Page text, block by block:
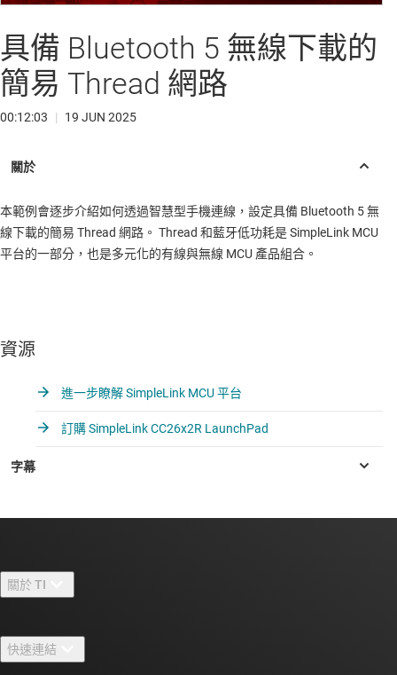
Video
具備 Bluetooth 5 無線下載的
簡易 Thread 網路
00:12:03 | 19 JUN 2025
本範例會逐步介紹如何透過智慧型手機連線，設定具備 Bluetooth 5 無
線下載的簡易 Thread 網路。 Thread 和藍牙低功耗是 SimpleLink MCU
平台的一部分，也是多元化的有線與無線 MCU 產品組合。
資源
進一步瞭解 SimpleLink MCU 平台
訂購 SimpleLink CC26x2R LaunchPad
關於 TI
人才招募
快速連結